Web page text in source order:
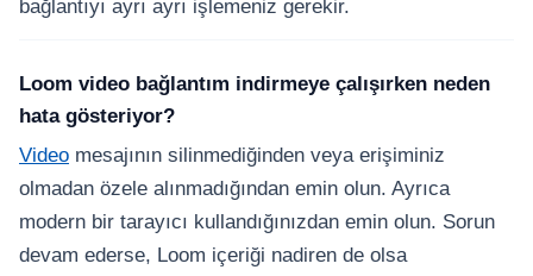
bağlantıyı ayrı ayrı işlemeniz gerekir.
Loom video bağlantım indirmeye çalışırken neden
hata gösteriyor?
Video mesajının silinmediğinden veya erişiminiz
olmadan özele alınmadığından emin olun. Ayrıca
modern bir tarayıcı kullandığınızdan emin olun. Sorun
devam ederse, Loom içeriği nadiren de olsa